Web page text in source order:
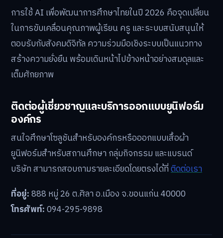
การใช้ AI เพื่อพัฒนาการศึกษาไทยในปี 2026 คือจุดเปลี่ยน
ในการขับเคลื่อนคุณภาพผู้เรียน ครู และระบบสนับสนุนให้
ตอบรับกับสังคมดิจิทัล ความร่วมมือเชิงระบบเป็นแนวทาง
สร้างความยั่งยืน พร้อมเดินหน้าไปข้างหน้าอย่างสมดุลและ
เต็มศักยภาพ
ติดต่อผู้เชี่ยวชาญและบริการออกแบบยูนิฟอร์ม
องค์กร
สนใจศึกษาโซลูชันสำหรับองค์กรหรือออกแบบเสื้อผ้า
ยูนิฟอร์มสำหรับสถานศึกษา กลุ่มกิจกรรม และแบรนด์
บริษัท สามารถสอบถามรายละเอียดโดยตรงได้ที่ติดต่อเรา
ที่อยู่:888 หมู่ 26 ต.ศิลา อ.เมือง จ.ขอนแก่น 40000
โทรศัพท์:094-295-9898